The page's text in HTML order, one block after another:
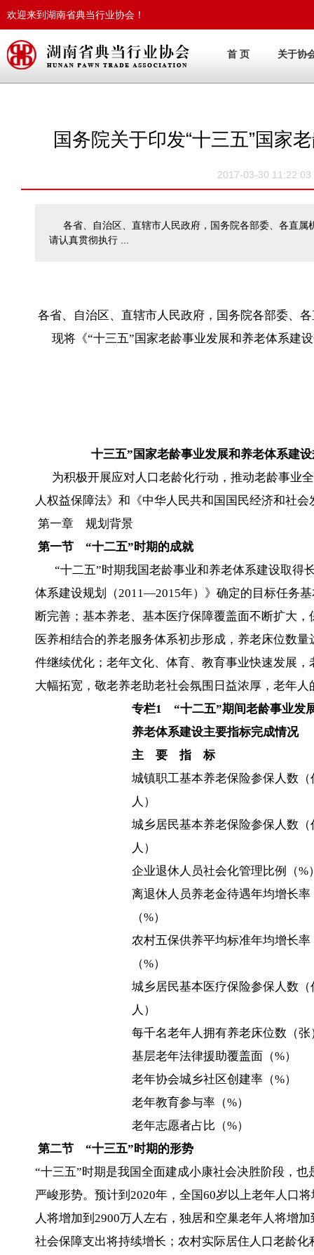
欢迎来到湖南省典当行业协会！
首 页 关于协
国务院关于印发“十三五”国家
2017-03-30
各省、自治区、直辖市人民政府，国务院各部委、各直
请认真贯彻执行 ...
各省、自治区、直辖市人民政府，国务院各部委、
现将《“十三五”国家老龄事业发展和养老体系建
十三五”国家老龄事业发展和养老体系建
为积极开展应对人口老龄化行动，推动老龄事业
人权益保障法》和《中华人民共和国国民经济和社
第一章 规划背景
第一节 “十二五”时期的成就
“十二五”时期我国老龄事业和养老体系建设取得
体系建设规划（2011—2015年）》确定的目标任务
断完善；基本养老、基本医疗保障覆盖面不断扩大
医养相结合的养老服务体系初步形成，养老床位数
件继续优化；老年文化、体育、教育事业快速发展
大幅拓宽，敬老养老助老社会氛围日益浓厚，老年
专栏1 “十二五”期间老龄事业发
养老体系建设主要指标完成情况
主 要 指 标
城镇职工基本养老保险参保人数（
人）
城乡居民基本养老保险参保人数（
人）
企业退休人员社会化管理比例（%
离退休人员养老金待遇年均增长率
（%）
农村五保供养平均标准年均增长率
（%）
城乡居民基本医疗保险参保人数（
人）
每千名老年人拥有养老床位数（张
基层老年法律援助覆盖面（%）
老年协会城乡社区创建率（%）
老年教育参与率（%）
老年志愿者占比（%）
第二节 “十三五”时期的形势
“十三五”时期是我国全面建成小康社会决胜阶段，
严峻形势。预计到2020年，全国60岁以上老年人口
人将增加到2900万人左右，独居和空巢老年人将增
社会保障支出将持续增长；农村实际居住人口老龄